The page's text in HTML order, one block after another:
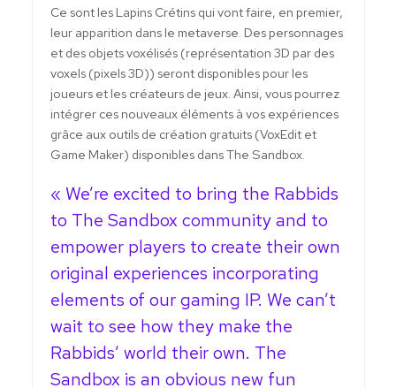
Ce sont les Lapins Crétins qui vont faire, en premier,
leur apparition dans le metaverse. Des personnages
et des objets voxélisés (représentation 3D par des
voxels (pixels 3D)) seront disponibles pour les
joueurs et les créateurs de jeux. Ainsi, vous pourrez
intégrer ces nouveaux éléments à vos expériences
grâce aux outils de création gratuits (VoxEdit et
Game Maker) disponibles dans The Sandbox.
« We’re excited to bring the Rabbids
to The Sandbox community and to
empower players to create their own
original experiences incorporating
elements of our gaming IP. We can’t
wait to see how they make the
Rabbids’ world their own. The
Sandbox is an obvious new fun